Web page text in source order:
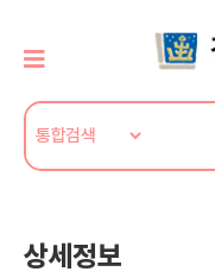
상세정보